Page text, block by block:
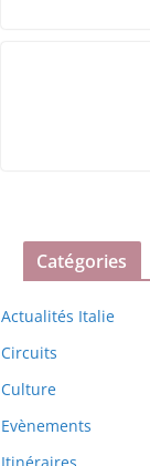
Catégories
Actualités Italie
Circuits
Culture
Evènements